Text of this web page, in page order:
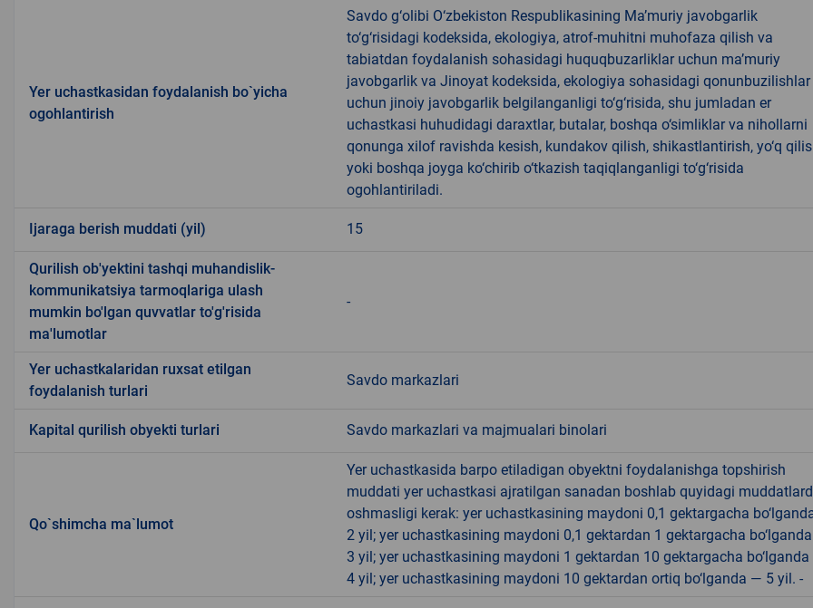
Yer uchastkasidan foydalanish bo`yicha
ogohlantirish
Savdo g‘olibi O‘zbekiston Respublikasining Ma’muriy javobgarlik
to‘g‘risidagi kodeksida, ekologiya, atrof-muhitni muhofaza qilish va
tabiatdan foydalanish sohasidagi huquqbuzarliklar uchun ma’muriy
javobgarlik va Jinoyat kodeksida, ekologiya sohasidagi qonunbuzilishlar
uchun jinoiy javobgarlik belgilanganligi to‘g‘risida, shu jumladan er
uchastkasi huhudidagi daraxtlar, butalar, boshqa o‘simliklar va nihollarni
qonunga xilof ravishda kesish, kundakov qilish, shikastlantirish, yo‘q
yoki boshqa joyga ko‘chirib o‘tkazish taqiqlanganligi to‘g‘risida
ogohlantiriladi.
Ijaraga berish muddati (yil) 15
Qurilish ob'yektini tashqi muhandislik-
kommunikatsiya tarmoqlariga ulash
mumkin bo'lgan quvvatlar to'g'risida
ma'lumotlar
-
Yer uchastkalaridan ruxsat etilgan
foydalanish turlari
Savdo markazlari
Kapital qurilish obyekti turlari Savdo markazlari va majmualari binolari
Qo`shimcha ma`lumot
Yer uchastkasida barpo etiladigan obyektni foydalanishga topshirish
muddati yer uchastkasi ajratilgan sanadan boshlab quyidagi
oshmasligi kerak: yer uchastkasining maydoni 0,1 gektargacha
2 yil; yer uchastkasining maydoni 0,1 gektardan 1 gektargacha
3 yil; yer uchastkasining maydoni 1 gektardan 10 gektargacha
4 yil; yer uchastkasining maydoni 10 gektardan ortiq bo‘lganda — 5 yil. -